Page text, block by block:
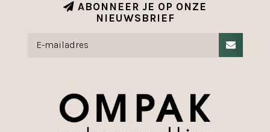
ABONNEER JE OP ONZE
NIEUWSBRIEF